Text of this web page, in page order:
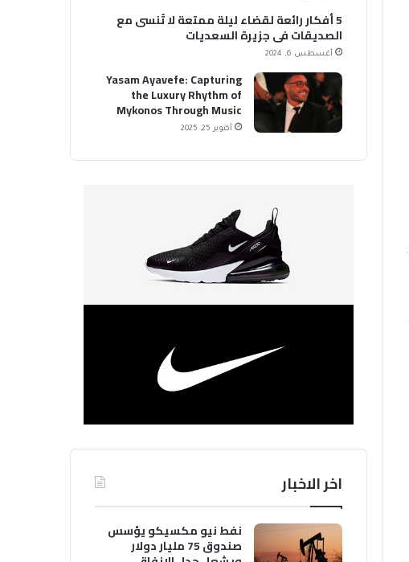
5 أفكار رائعة لقضاء ليلة ممتعة لا تُنسى مع
الصديقات في جزيرة السعديات
أغسطس 6, 2024
Yasam Ayavefe: Capturing
the Luxury Rhythm of
Mykonos Through Music
أكتوبر 25, 2025
اخر الاخبار
نفط نيو مكسيكو يؤسس
صندوق 75 مليار دولار